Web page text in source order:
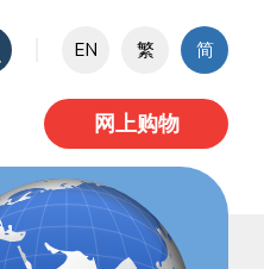
EN 繁 简
网上购物